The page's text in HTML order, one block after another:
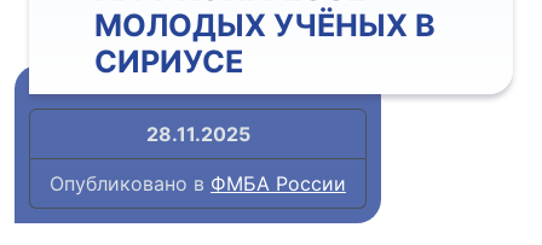
МОЛОДЫХ УЧЁНЫХ В
СИРИУСЕ
28.11.2025
Опубликовано в ФМБА России